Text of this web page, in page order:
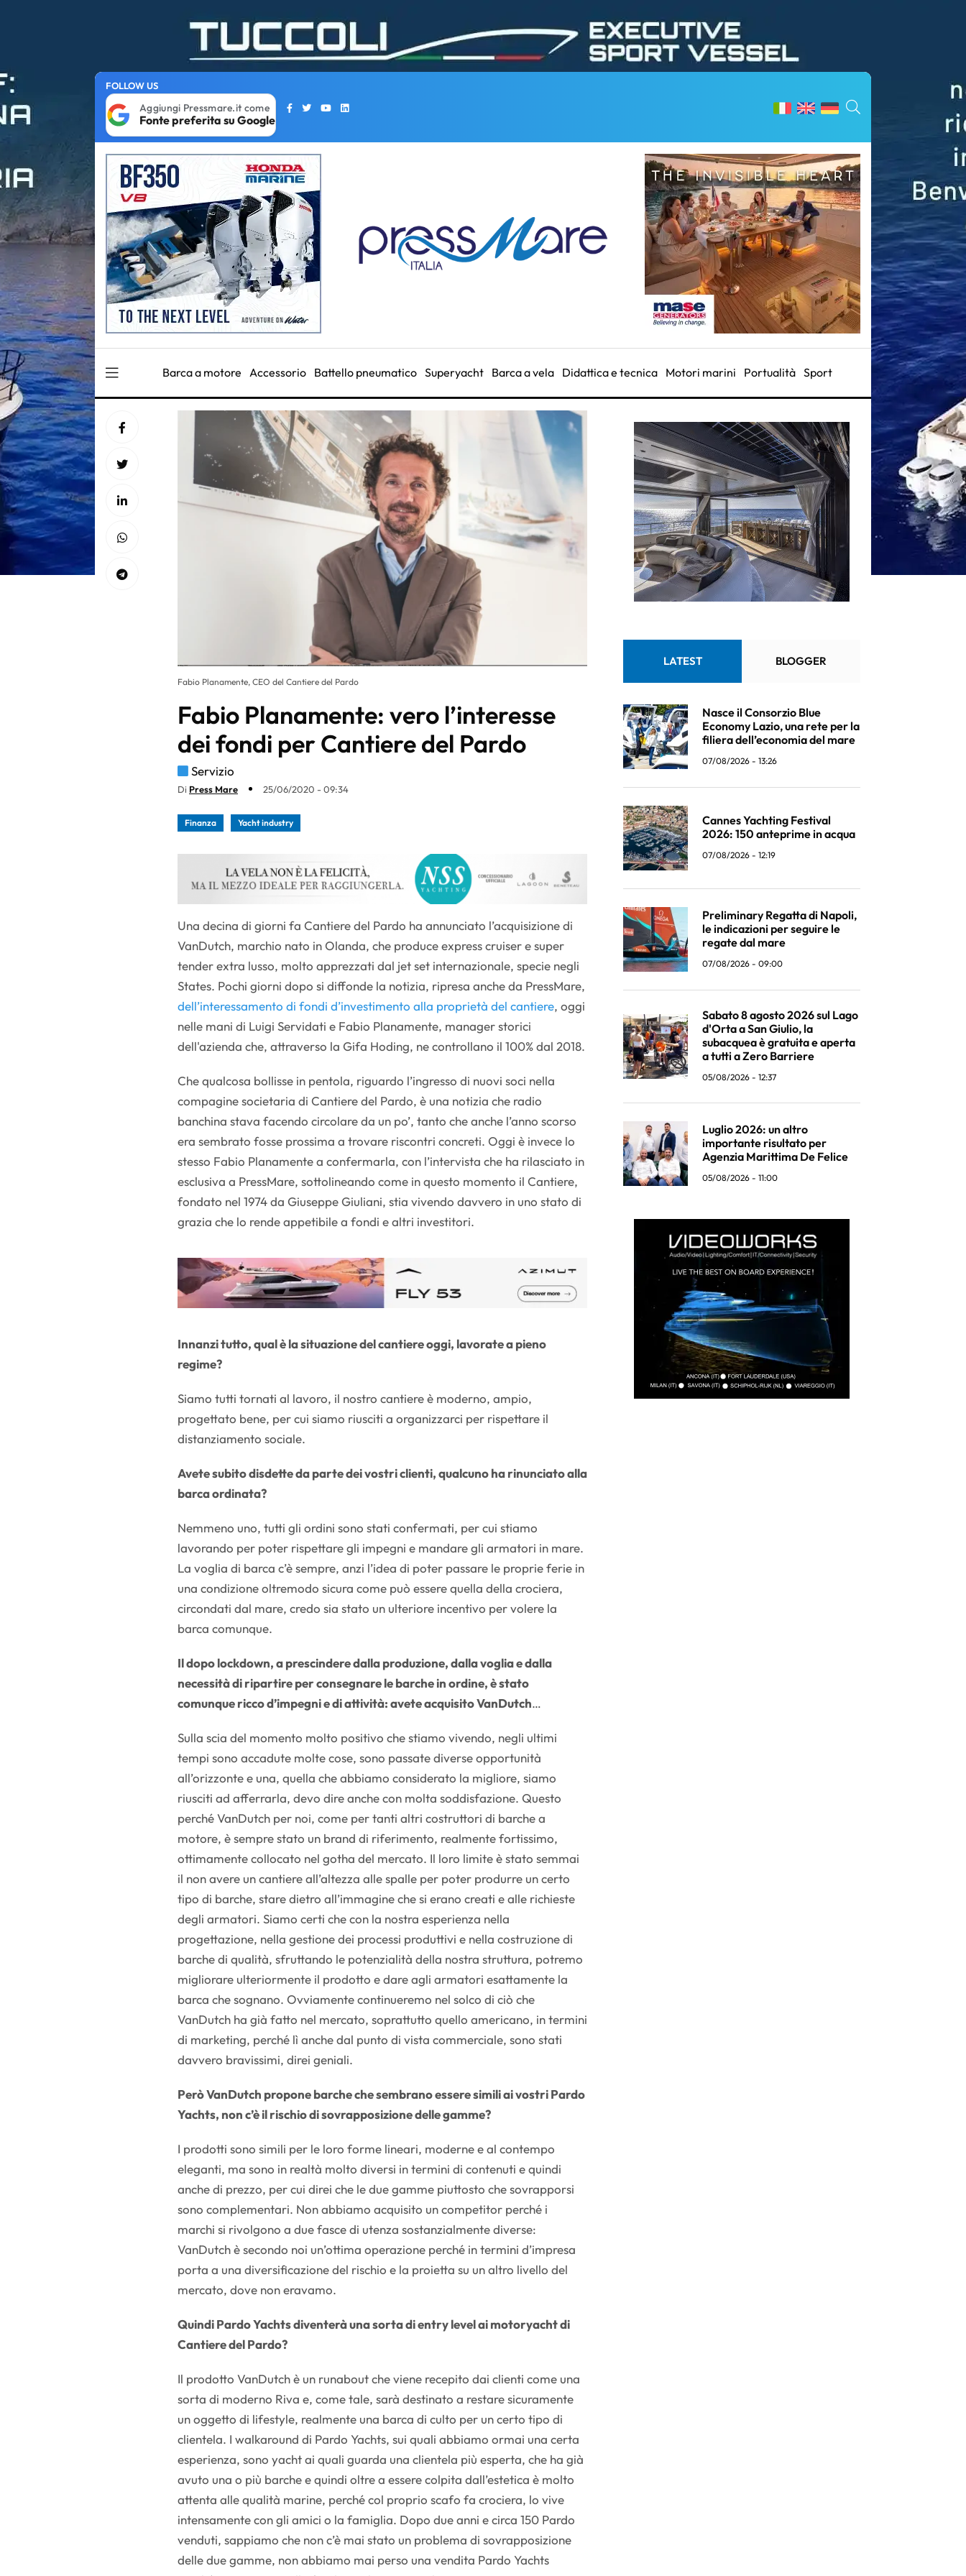
FOLLOW US
Aggiungi Pressmare.it come
Fonte preferita su Google
Barca a motore Accessorio Battello pneumatico Superyacht Barca a vela Didattica e tecnica Motori marini Portualità Sport
Fabio Planamente, CEO del Cantiere del Pardo
Fabio Planamente: vero l’interesse
dei fondi per Cantiere del Pardo
Servizio
Di Press Mare 25/06/2020 - 09:34
Finanza Yacht industry
Una decina di giorni fa Cantiere del Pardo ha annunciato l’acquisizione di
VanDutch, marchio nato in Olanda, che produce express cruiser e super
tender extra lusso, molto apprezzati dal jet set internazionale, specie negli
States. Pochi giorni dopo si diffonde la notizia, ripresa anche da PressMare,
dell’interessamento di fondi d’investimento alla proprietà del cantiere, oggi
nelle mani di Luigi Servidati e Fabio Planamente, manager storici
dell'azienda che, attraverso la Gifa Hoding, ne controllano il 100% dal 2018.
Che qualcosa bollisse in pentola, riguardo l’ingresso di nuovi soci nella
compagine societaria di Cantiere del Pardo, è una notizia che radio
banchina stava facendo circolare da un po’, tanto che anche l’anno scorso
era sembrato fosse prossima a trovare riscontri concreti. Oggi è invece lo
stesso Fabio Planamente a confermarla, con l’intervista che ha rilasciato in
esclusiva a PressMare, sottolineando come in questo momento il Cantiere,
fondato nel 1974 da Giuseppe Giuliani, stia vivendo davvero in uno stato di
grazia che lo rende appetibile a fondi e altri investitori.
Innanzi tutto, qual è la situazione del cantiere oggi, lavorate a pieno
regime?
Siamo tutti tornati al lavoro, il nostro cantiere è moderno, ampio,
progettato bene, per cui siamo riusciti a organizzarci per rispettare il
distanziamento sociale.
Avete subito disdette da parte dei vostri clienti, qualcuno ha rinunciato alla
barca ordinata?
Nemmeno uno, tutti gli ordini sono stati confermati, per cui stiamo
lavorando per poter rispettare gli impegni e mandare gli armatori in mare.
La voglia di barca c’è sempre, anzi l’idea di poter passare le proprie ferie in
una condizione oltremodo sicura come può essere quella della crociera,
circondati dal mare, credo sia stato un ulteriore incentivo per volere la
barca comunque.
Il dopo lockdown, a prescindere dalla produzione, dalla voglia e dalla
necessità di ripartire per consegnare le barche in ordine, è stato
comunque ricco d’impegni e di attività: avete acquisito VanDutch…
Sulla scia del momento molto positivo che stiamo vivendo, negli ultimi
tempi sono accadute molte cose, sono passate diverse opportunità
all’orizzonte e una, quella che abbiamo considerato la migliore, siamo
riusciti ad afferrarla, devo dire anche con molta soddisfazione. Questo
perché VanDutch per noi, come per tanti altri costruttori di barche a
motore, è sempre stato un brand di riferimento, realmente fortissimo,
ottimamente collocato nel gotha del mercato. Il loro limite è stato semmai
il non avere un cantiere all’altezza alle spalle per poter produrre un certo
tipo di barche, stare dietro all’immagine che si erano creati e alle richieste
degli armatori. Siamo certi che con la nostra esperienza nella
progettazione, nella gestione dei processi produttivi e nella costruzione di
barche di qualità, sfruttando le potenzialità della nostra struttura, potremo
migliorare ulteriormente il prodotto e dare agli armatori esattamente la
barca che sognano. Ovviamente continueremo nel solco di ciò che
VanDutch ha già fatto nel mercato, soprattutto quello americano, in termini
di marketing, perché lì anche dal punto di vista commerciale, sono stati
davvero bravissimi, direi geniali.
Però VanDutch propone barche che sembrano essere simili ai vostri Pardo
Yachts, non c’è il rischio di sovrapposizione delle gamme?
I prodotti sono simili per le loro forme lineari, moderne e al contempo
eleganti, ma sono in realtà molto diversi in termini di contenuti e quindi
anche di prezzo, per cui direi che le due gamme piuttosto che sovrapporsi
sono complementari. Non abbiamo acquisito un competitor perché i
marchi si rivolgono a due fasce di utenza sostanzialmente diverse:
VanDutch è secondo noi un’ottima operazione perché in termini d’impresa
porta a una diversificazione del rischio e la proietta su un altro livello del
mercato, dove non eravamo.
Quindi Pardo Yachts diventerà una sorta di entry level ai motoryacht di
Cantiere del Pardo?
Il prodotto VanDutch è un runabout che viene recepito dai clienti come una
sorta di moderno Riva e, come tale, sarà destinato a restare sicuramente
un oggetto di lifestyle, realmente una barca di culto per un certo tipo di
clientela. I walkaround di Pardo Yachts, sui quali abbiamo ormai una certa
esperienza, sono yacht ai quali guarda una clientela più esperta, che ha già
avuto una o più barche e quindi oltre a essere colpita dall’estetica è molto
attenta alle qualità marine, perché col proprio scafo fa crociera, lo vive
intensamente con gli amici o la famiglia. Dopo due anni e circa 150 Pardo
venduti, sappiamo che non c’è mai stato un problema di sovrapposizione
delle due gamme, non abbiamo mai perso una vendita Pardo Yachts
LATEST BLOGGER
Nasce il Consorzio Blue
Economy Lazio, una rete per la
filiera dell’economia del mare
07/08/2026 - 13:26
Cannes Yachting Festival
2026: 150 anteprime in acqua
07/08/2026 - 12:19
Preliminary Regatta di Napoli,
le indicazioni per seguire le
regate dal mare
07/08/2026 - 09:00
Sabato 8 agosto 2026 sul Lago
d'Orta a San Giulio, la
subacquea è gratuita e aperta
a tutti a Zero Barriere
05/08/2026 - 12:37
Luglio 2026: un altro
importante risultato per
Agenzia Marittima De Felice
05/08/2026 - 11:00